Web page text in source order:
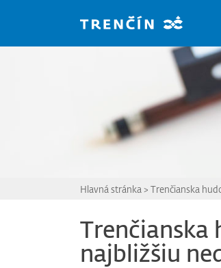
Hlavná stránka > Trenčianska
Trenčianska
najbližšiu